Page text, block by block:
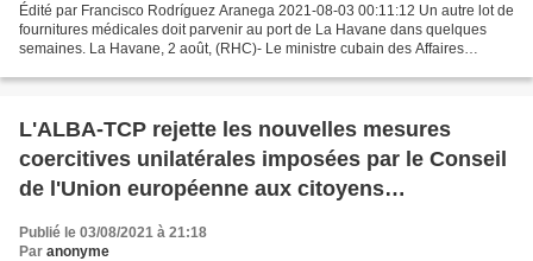
Édité par Francisco Rodríguez Aranega 2021-08-03 00:11:12 Un autre lot de
fournitures médicales doit parvenir au port de La Havane dans quelques
semaines. La Havane, 2 août, (RHC)- Le ministre cubain des Affaires
L'ALBA-TCP rejette les nouvelles mesures
coercitives unilatérales imposées par le Conseil
de l'Union européenne aux citoyens
Publié le 03/08/2021 à 21:18
Par anonyme